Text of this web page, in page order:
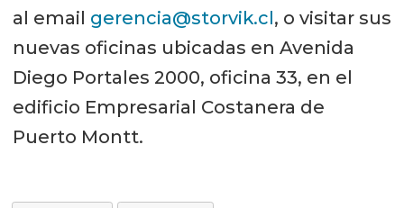
al email gerencia@storvik.cl, o visitar sus
nuevas oficinas ubicadas en Avenida
Diego Portales 2000, oficina 33, en el
edificio Empresarial Costanera de
Puerto Montt.